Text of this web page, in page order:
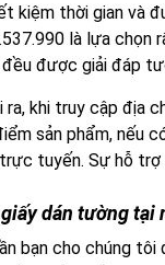
kiệm thời gian và
là lựa chọn
được giải đáp
ra, khi truy cập địa
sản phẩm, nếu
tuyến. Sự hỗ trợ
dán tường tại
bạn cho chúng tôi